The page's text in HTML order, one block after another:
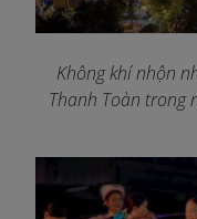
Không khí nhộn
Thanh Toàn trong